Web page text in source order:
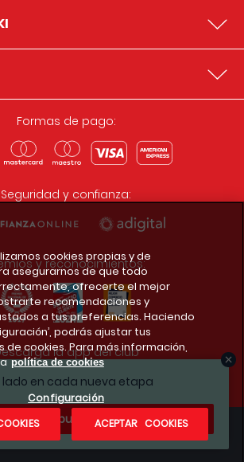
lado en cada nueva etapa
¿Te apuntas?
Formas de pago:
Seguridad y confianza:
y reconocimientos:
la app del club
cookies propias y de
asegurarnos de que todo
ofrecerte el mejor
recomendaciones y
a tus preferencias. Haciendo
podrás ajustar tus
cookies. Para más información,
política de cookies
Configuración
ACEPTAR COOKIES